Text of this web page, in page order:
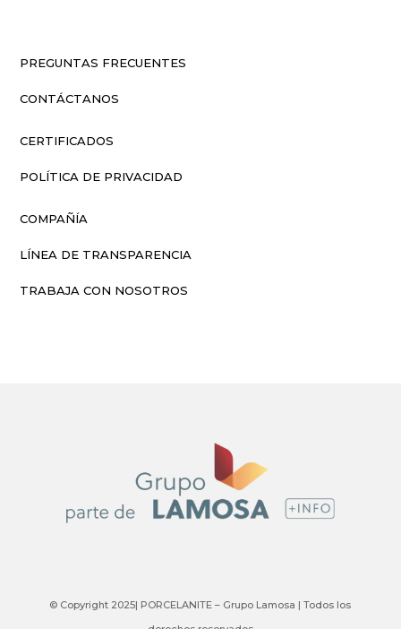
PREGUNTAS FRECUENTES
CONTÁCTANOS
CERTIFICADOS
POLÍTICA DE PRIVACIDAD
COMPAÑÍA
LÍNEA DE TRANSPARENCIA
TRABAJA CON NOSOTROS
© Copyright 2025| PORCELANITE – Grupo Lamosa | Todos los